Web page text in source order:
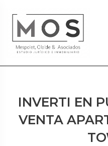
INVERTI EN
VENTA